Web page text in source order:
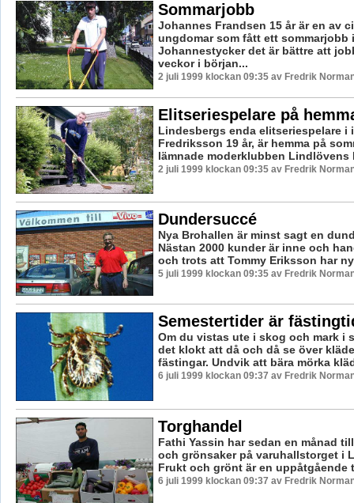
Sommarjobb
Johannes Frandsen 15 år är en av
ungdomar som fått ett sommarjobb
Johannestycker det är bättre att
veckor i början...
2 juli 1999 klockan 09:35 av Fredrik
Elitseriespelare på
Lindesbergs enda elitseriespelare i
Fredriksson 19 år, är hemma på
lämnade moderklubben Lindlövens
2 juli 1999 klockan 09:35 av Fredrik
Dundersuccé
Nya Brohallen är minst sagt en
Nästan 2000 kunder är inne och
och trots att Tommy Eriksson har
5 juli 1999 klockan 09:35 av Fredrik
Semestertider är
Om du vistas ute i skog och mark i
det klokt att då och då se över
fästingar. Undvik att bära mörka
6 juli 1999 klockan 09:37 av Fredrik
Torghandel
Fathi Yassin har sedan en månad
och grönsaker på varuhallstorget i
Frukt och grönt är en uppåtgående
6 juli 1999 klockan 09:37 av Fredrik